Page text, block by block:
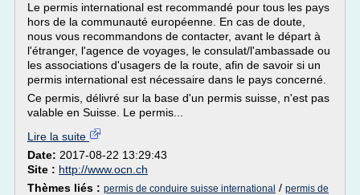
Le permis international est recommandé pour tous les pays
hors de la communauté européenne. En cas de doute,
nous vous recommandons de contacter, avant le départ à
l'étranger, l'agence de voyages, le consulat/l'ambassade ou
les associations d'usagers de la route, afin de savoir si un
permis international est nécessaire dans le pays concerné.
Ce permis, délivré sur la base d'un permis suisse, n'est pas
valable en Suisse. Le permis...
Lire la suite
Date: 2017-08-22 13:29:43
Site : http://www.ocn.ch
Thèmes liés : permis de conduire suisse international / permis de